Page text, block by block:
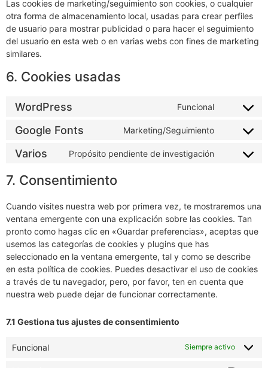
Las cookies de marketing/seguimiento son cookies, o cualquier
otra forma de almacenamiento local, usadas para crear perfiles
de usuario para mostrar publicidad o para hacer el seguimiento
del usuario en esta web o en varias webs con fines de marketing
similares.
6. Cookies usadas
WordPress Funcional
Google Fonts Marketing/Seguimiento
Varios Propósito pendiente de investigación
7. Consentimiento
Cuando visites nuestra web por primera vez, te mostraremos una
ventana emergente con una explicación sobre las cookies. Tan
pronto como hagas clic en «Guardar preferencias», aceptas que
usemos las categorías de cookies y plugins que has
seleccionado en la ventana emergente, tal y como se describe
en esta política de cookies. Puedes desactivar el uso de cookies
a través de tu navegador, pero, por favor, ten en cuenta que
nuestra web puede dejar de funcionar correctamente.
7.1 Gestiona tus ajustes de consentimiento
Funcional Siempre activo